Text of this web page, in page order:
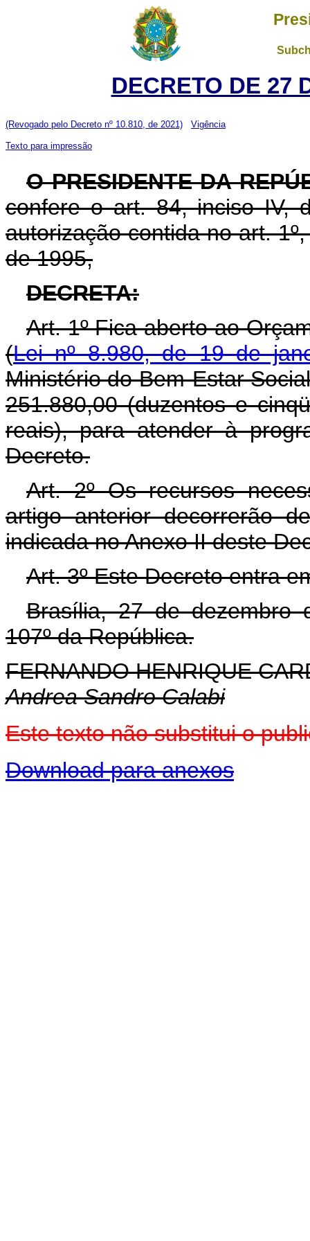
DECRETO DE 27
(Revogado pelo Decreto nº 10.810, de 2021) Vigência
Texto para impressão
O PRESIDENTE DA
confere o art. 84, inciso IV,
autorização contida no art.
de 1995,
DECRETA:
Art. 1º Fica aberto ao
(Lei nº 8.980, de 19 de
Ministério do Bem-Estar
251.880,00 (duzentos e
reais), para atender à
Decreto.
Art. 2º Os recursos
artigo anterior decorrerão
indicada no Anexo II deste
Art. 3º Este Decreto entra
Brasília, 27 de dezembro
107º da República.
FERNANDO HENRIQUE
Andrea Sandro Calabi
Este texto não substitui o
Download para anexos